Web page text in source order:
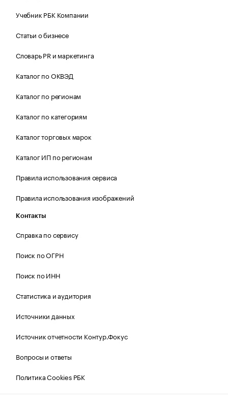
Учебник РБК Компании
Статьи о бизнесе
Словарь PR и маркетинга
Каталог по ОКВЭД
Каталог по регионам
Каталог по категориям
Каталог торговых марок
Каталог ИП по регионам
Правила использования сервиса
Правила использования изображений
Контакты
Справка по сервису
Поиск по ОГРН
Поиск по ИНН
Статистика и аудитория
Источники данных
Источник отчетности Контур.Фокус
Вопросы и ответы
Политика Cookies РБК